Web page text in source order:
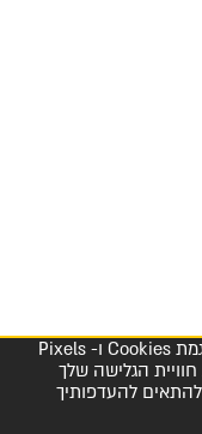
אנו עושים שימוש בכלי ניטור אוטומטיים כדוגמת Cookies ו- Pixels
הגלישה שלך
להעדפותיך